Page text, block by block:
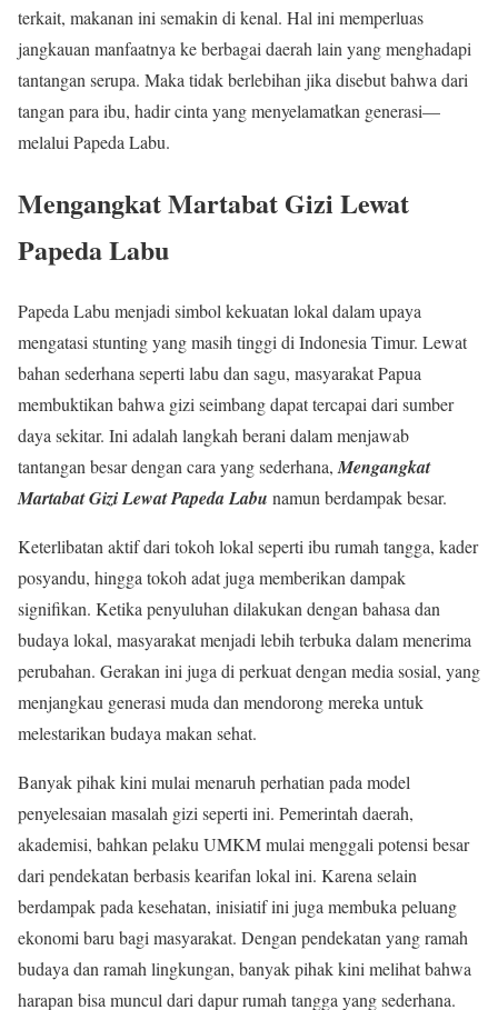
terkait, makanan ini semakin di kenal. Hal ini memperluas
jangkauan manfaatnya ke berbagai daerah lain yang menghadapi
tantangan serupa. Maka tidak berlebihan jika disebut bahwa dari
tangan para ibu, hadir cinta yang menyelamatkan generasi—
melalui Papeda Labu.
Mengangkat Martabat Gizi Lewat
Papeda Labu
Papeda Labu menjadi simbol kekuatan lokal dalam upaya
mengatasi stunting yang masih tinggi di Indonesia Timur. Lewat
bahan sederhana seperti labu dan sagu, masyarakat Papua
membuktikan bahwa gizi seimbang dapat tercapai dari sumber
daya sekitar. Ini adalah langkah berani dalam menjawab
tantangan besar dengan cara yang sederhana,Mengangkat
Martabat Gizi Lewat Papeda Labu namun berdampak besar.
Keterlibatan aktif dari tokoh lokal seperti ibu rumah tangga, kader
posyandu, hingga tokoh adat juga memberikan dampak
signifikan. Ketika penyuluhan dilakukan dengan bahasa dan
budaya lokal, masyarakat menjadi lebih terbuka dalam menerima
perubahan. Gerakan ini juga di perkuat dengan media sosial, yang
menjangkau generasi muda dan mendorong mereka untuk
melestarikan budaya makan sehat.
Banyak pihak kini mulai menaruh perhatian pada model
penyelesaian masalah gizi seperti ini. Pemerintah daerah,
akademisi, bahkan pelaku UMKM mulai menggali potensi besar
dari pendekatan berbasis kearifan lokal ini. Karena selain
berdampak pada kesehatan, inisiatif ini juga membuka peluang
ekonomi baru bagi masyarakat. Dengan pendekatan yang ramah
budaya dan ramah lingkungan, banyak pihak kini melihat bahwa
harapan bisa muncul dari dapur rumah tangga yang sederhana.